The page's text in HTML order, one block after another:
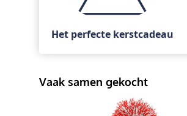
Het perfecte kerstcadeau
Vaak samen gekocht